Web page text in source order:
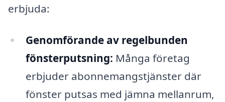
erbjuda:
Genomförande av regelbunden
fönsterputsning: Många företag
erbjuder abonnemangstjänster där
fönster putsas med jämna mellanrum,